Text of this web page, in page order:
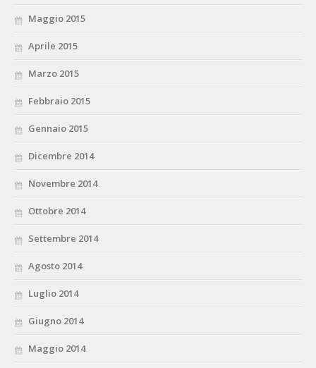
Maggio 2015
Aprile 2015
Marzo 2015
Febbraio 2015
Gennaio 2015
Dicembre 2014
Novembre 2014
Ottobre 2014
Settembre 2014
Agosto 2014
Luglio 2014
Giugno 2014
Maggio 2014